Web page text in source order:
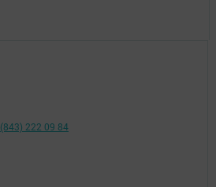
(843) 222 09 84